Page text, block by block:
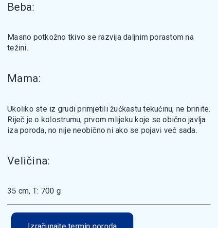
Beba:
Masno potkožno tkivo se razvija daljnim porastom na
težini.
Mama:
Ukoliko ste iz grudi primjetili žućkastu tekućinu, ne brinite.
Riječ je o kolostrumu, prvom mlijeku koje se obično javlja
iza poroda, no nije neobično ni ako se pojavi već sada.
Veličina:
35 cm, T: 700 g